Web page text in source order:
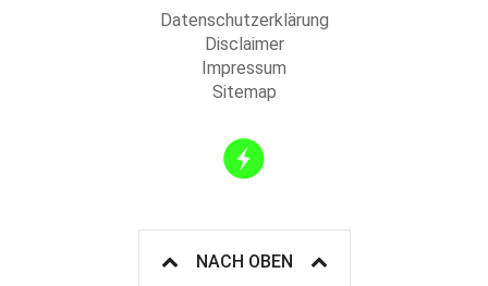
Datenschutzerklärung
Disclaimer
Impressum
Sitemap
NACH OBEN